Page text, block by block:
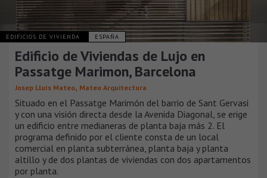
EDIFICIOS DE VIVIENDA ESPAÑA
Edificio de Viviendas de Lujo en
Passatge Marimon, Barcelona
Josep Lluís Mateo, Mateo Arquitectura
Situado en el Passatge Marimón del barrio de Sant Gervasi
y con una visión directa desde la Avenida Diagonal, se erige
un edificio entre medianeras de planta baja más 2. El
programa definido por el cliente consta de un local
comercial en planta subterránea, planta baja y planta
altillo y de dos plantas de viviendas con dos apartamentos
por planta.